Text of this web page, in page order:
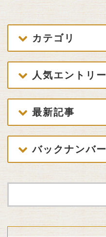
カテゴリ
人気エントリー
最新記事
バックナンバー